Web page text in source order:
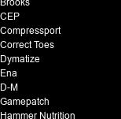
Brooks
CEP
Compressport
Correct Toes
Dymatize
Ena
D-M
Gamepatch
Hammer Nutrition